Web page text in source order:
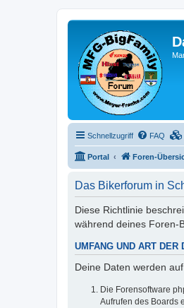
Schnellzugriff FAQ
Portal Foren-
Das Bikerforum in
Diese Richtlinie
während deines Foren-
UMFANG UND ART DER
Deine Daten werden
Die Forensoftware
Aufrufen des Boards